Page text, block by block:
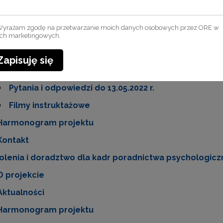
Dokumentacja od 2.06.2022 r.
Dokumentacja od 16.05.2022 r.
Dokumentacja do 13.05.2022 r.
Pytania i odpowiedzi od 16.05.2022 r.
Pytania i odpowiedzi do 13.05.2022 r.
Filmy instruktażowe
projektu
i doradztwo dla kadr poradnictwa
projekcie
projektu
zgodę na przetwarzanie moich danych osobowych przez ORE w
marketingowych.
się